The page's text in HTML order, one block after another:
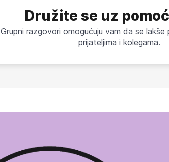
Družite se uz
Grupni razgovori omogućuju vam da se
prijateljima i kolegama.